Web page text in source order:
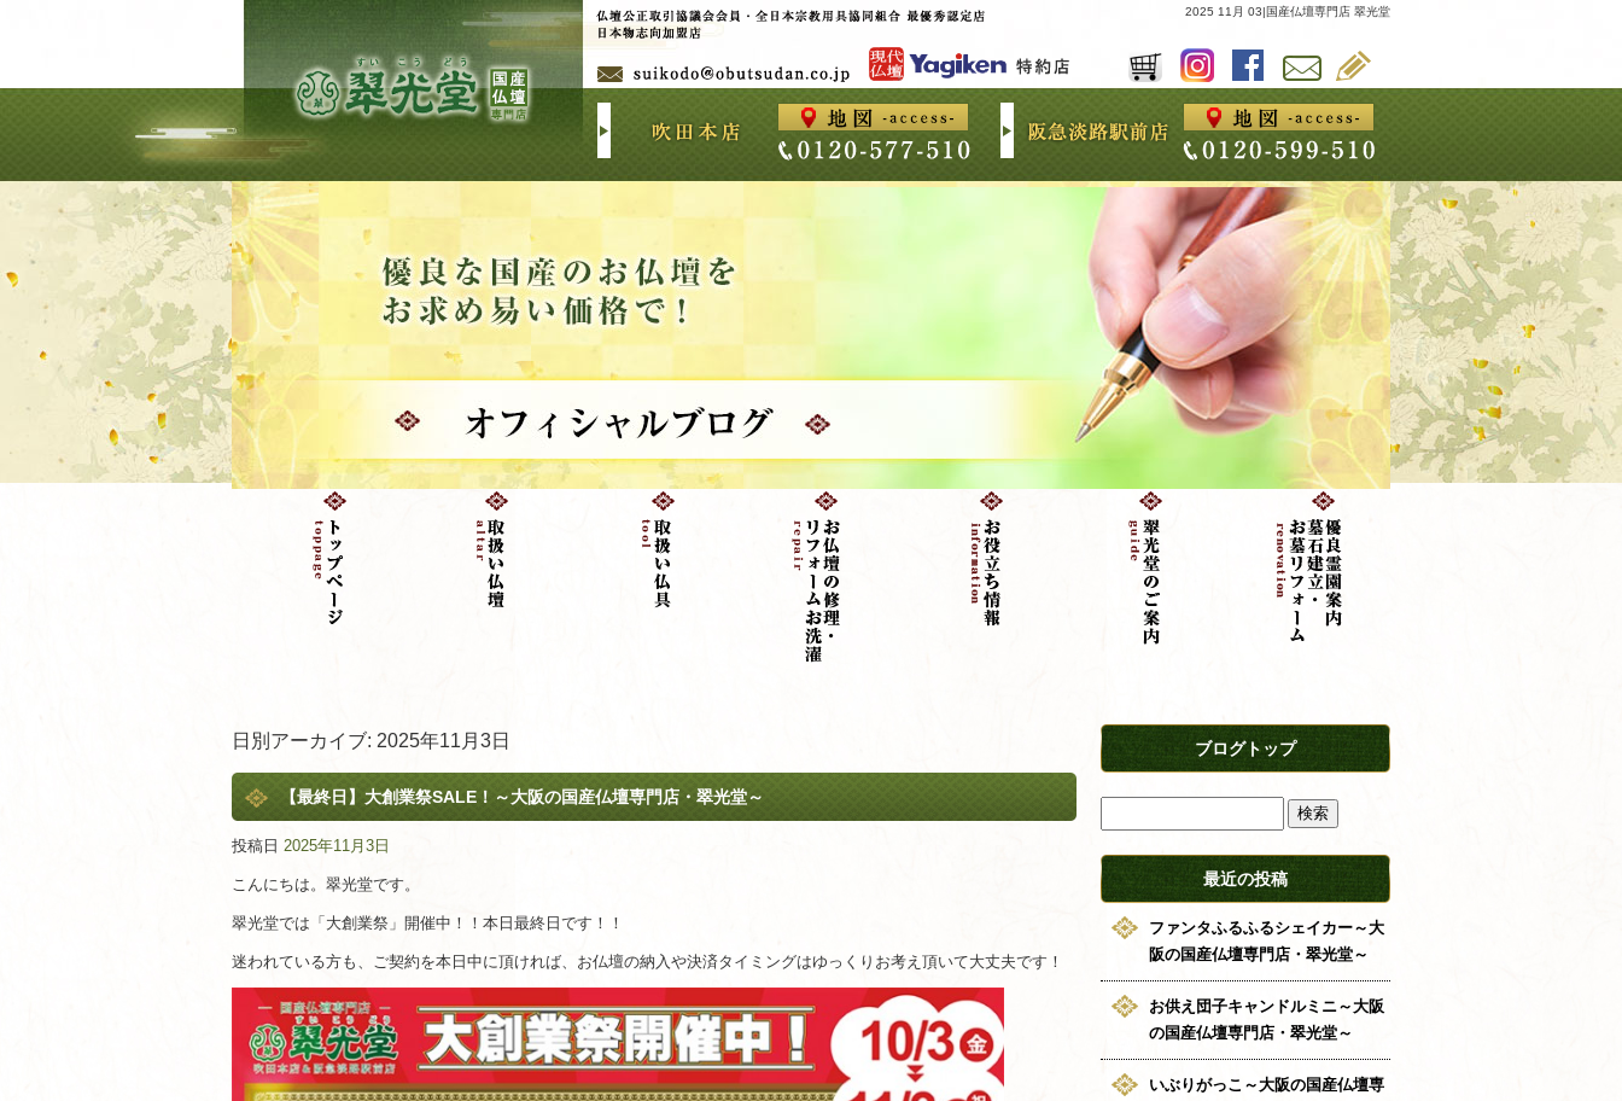
2025 11月 03|国産仏壇専門店 翠光堂
日別アーカイブ: 2025年11月3日
【最終日】大創業祭SALE！～大阪の国産仏壇専門店・翠光堂～
投稿日 2025年11月3日
こんにちは。翠光堂です。
翠光堂では「大創業祭」開催中！！本日最終日です！！
迷われている方も、ご契約を本日中に頂ければ、お仏壇の納入や決済タイミングはゆっくりお考え頂いて大丈夫です！
ブログトップ
最近の投稿
ファンタふるふるシェイカー～大
阪の国産仏壇専門店・翠光堂～
お供え団子キャンドルミニ～大阪
の国産仏壇専門店・翠光堂～
いぶりがっこ～大阪の国産仏壇専